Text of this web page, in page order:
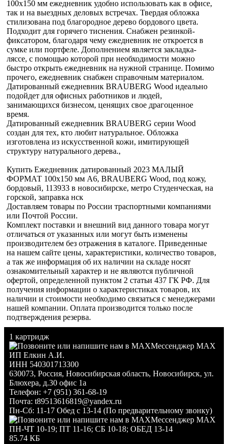
100х150 мм ежедневник удобно использовать как в офисе,
так и на выездных деловых встречах. Твердая обложка
стилизована под благородное дерево бордового цвета.
Подходит для горячего тиснения. Снабжен резинкой-
фиксатором, благодаря чему ежедневник не откроется в
сумке или портфеле. Дополнением является закладка-
ляссе, с помощью которой при необходимости можно
быстро открыть ежедневник на нужной странице. Помимо
прочего, ежедневник снабжен справочным материалом.
Датированный ежедневник BRAUBERG Wood идеально
подойдет для офисных работников и людей,
занимающихся бизнесом, ценящих свое драгоценное
время.
Датированный ежедневник BRAUBERG серии Wood
создан для тех, кто любит натуральное. Обложка
изготовлена из искусственной кожи, имитирующей
структуру натурального дерева.,
Купить Ежедневник датированный 2023 МАЛЫЙ
ФОРМАТ 100х150 мм А6, BRAUBERG Wood, под кожу,
бордовый, 113933 в новосибирске, метро Студенческая, на
горской, заправка нск
Доставляем товары по России траспортными компаниями
или Почтой России.
Комплект поставки и внешний вид данного товара могут
отличаться от указанных или могут быть изменены
производителем без отражения в каталоге. Приведенные
на нашем сайте цены, характеристики, количество товаров,
а так же информация об их наличии на складе носят
ознакомительный характер и не являются публичной
офертой, определенной пунктом 2 статьи 437 ГК РФ. Для
получения информации о характеристиках товаров, их
наличии и стоимости необходимо связаться с менеджерами
нашей компании. Оплата производится только после
подтверждения резерва.
1 картридж
Мессенджер MAX
ИП Елкин А.И.
ИНН 540301713300
630073, Россия, Новосибирская область, Новосибирск, ул.
Блюхера, д.30 офис 1а
Телефон: +7 (951) 361-68-19
Почта: t89513616819@yandex.ru
Пн-Сб: 11-17 Обед с 13-14 (По предварительному звонку)
Мессенджер MAX
ПН-ЧТ 10-19; ПТ 11-16; СБ 10-18; ОБЕД 13-14
85.74 КБ